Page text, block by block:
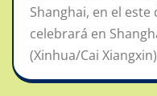
Shanghai, en el este
celebrará en
(Xinhua/Cai